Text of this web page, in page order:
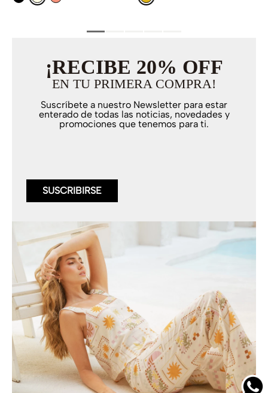
¡RECIBE 20% OFF
EN TU PRIMERA COMPRA!
Suscríbete a nuestro Newsletter para estar
enterado de todas las noticias, novedades y
promociones que tenemos para ti.
SUSCRIBIRSE